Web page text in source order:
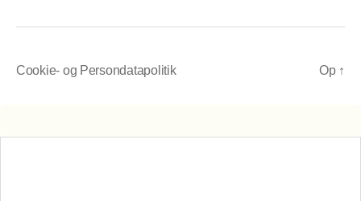
Cookie- og Persondatapolitik Op ↑